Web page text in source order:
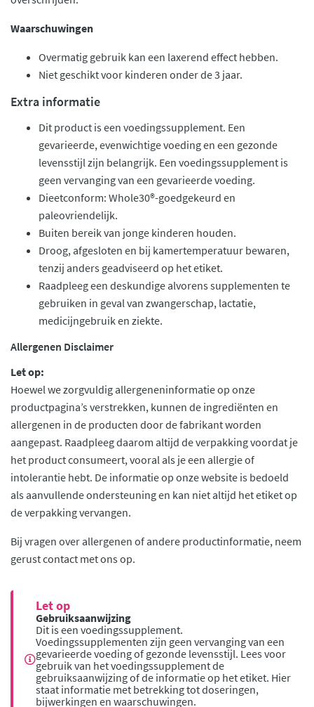
Waarschuwingen
Overmatig gebruik kan een laxerend effect hebben.
Niet geschikt voor kinderen onder de 3 jaar.
Extra informatie
Dit product is een voedingssupplement. Een
gevarieerde, evenwichtige voeding en een gezonde
levensstijl zijn belangrijk. Een voedingssupplement is
geen vervanging van een gevarieerde voeding.
Dieetconform: Whole30®-goedgekeurd en
paleovriendelijk.
Buiten bereik van jonge kinderen houden.
Droog, afgesloten en bij kamertemperatuur bewaren,
tenzij anders geadviseerd op het etiket.
Raadpleeg een deskundige alvorens supplementen te
gebruiken in geval van zwangerschap, lactatie,
medicijngebruik en ziekte.
Allergenen Disclaimer
Let op:
Hoewel we zorgvuldig allergeneninformatie op onze
productpagina’s verstrekken, kunnen de ingrediënten en
allergenen in de producten door de fabrikant worden
aangepast. Raadpleeg daarom altijd de verpakking voordat je
het product consumeert, vooral als je een allergie of
intolerantie hebt. De informatie op onze website is bedoeld
als aanvullende ondersteuning en kan niet altijd het etiket op
de verpakking vervangen.
Bij vragen over allergenen of andere productinformatie, neem
gerust contact met ons op.
Let op
Gebruiksaanwijzing
Dit is een voedingssupplement.
Voedingssupplementen zijn geen vervanging van een
gevarieerde voeding of gezonde levensstijl. Lees voor
gebruik van het voedingssupplement de
gebruiksaanwijzing of de informatie op het etiket. Hier
staat informatie met betrekking tot doseringen,
bijwerkingen en waarschuwingen.